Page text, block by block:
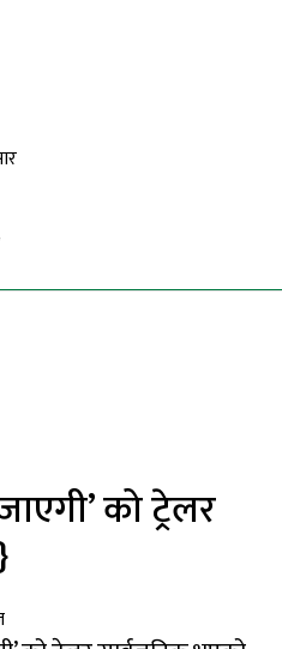
को ट्रेलर